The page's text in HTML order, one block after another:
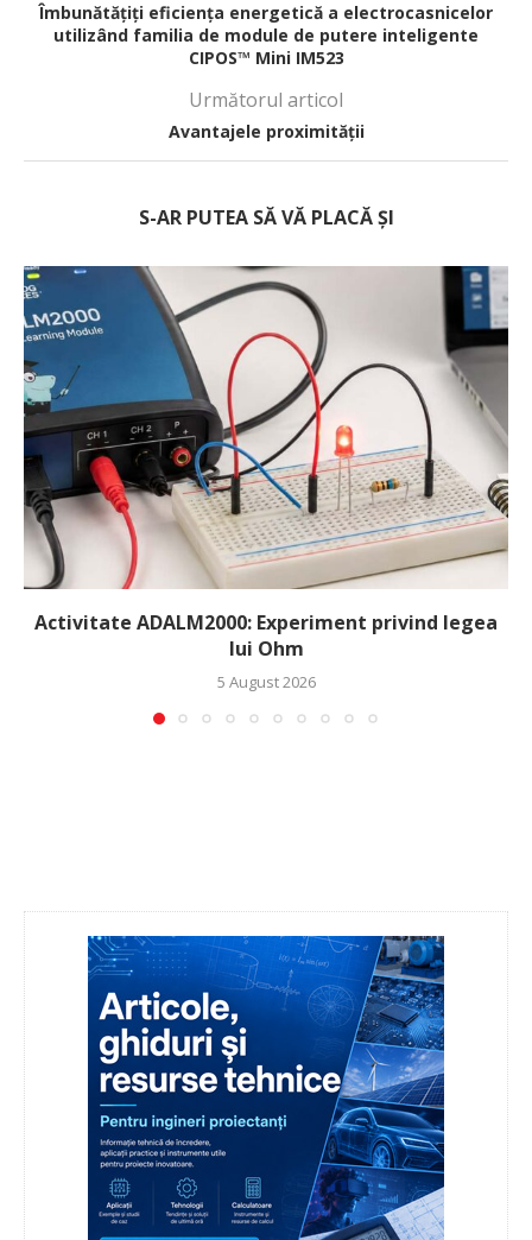
Îmbunătățiți eficiența energetică a electrocasnicelor
utilizând familia de module de putere inteligente
CIPOS™ Mini IM523
Următorul articol
Avantajele proximității
S-AR PUTEA SĂ VĂ PLACĂ ȘI
Activitate ADALM2000: Experiment privind legea
lui Ohm
5 August 2026